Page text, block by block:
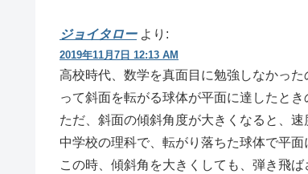
ジョイタロー より:
2019年11月7日 12:13 AM
高校時代、数学を真面目に勉強しなかっ
って斜面を転がる球体が平面に達したと
ただ、斜面の傾斜角度が大きくなると、速
中学校の理科で、転がり落ちた球体で平
この時、傾斜角を大きくしても、弾き飛